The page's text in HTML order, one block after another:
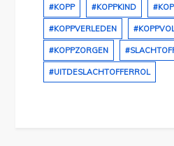
#KOPP #KOPPKIND
#KOPPVERLEDEN
#KOPPZORGEN
#UITDESLACHTOFFERROL